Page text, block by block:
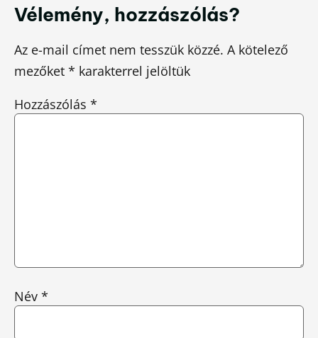
Vélemény, hozzászólás?
Az e-mail címet nem tesszük közzé. A kötelező
mezőket * karakterrel jelöltük
Hozzászólás *
Név *